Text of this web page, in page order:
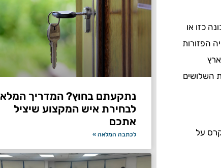
כזו או
הפזורות
השלושים
על
נתקעתם בחוץ? המדריך המלא
לבחירת איש המקצוע שיציל
אתכם
לכתבה המלאה »